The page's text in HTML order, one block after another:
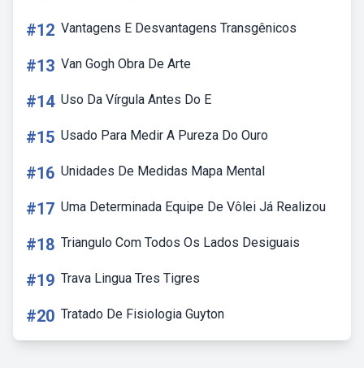
#12 Vantagens E Desvantagens Transgênicos
#13 Van Gogh Obra De Arte
#14 Uso Da Vírgula Antes Do E
#15 Usado Para Medir A Pureza Do Ouro
#16 Unidades De Medidas Mapa Mental
#17 Uma Determinada Equipe De Vôlei Já Realizou
#18 Triangulo Com Todos Os Lados Desiguais
#19 Trava Lingua Tres Tigres
#20 Tratado De Fisiologia Guyton